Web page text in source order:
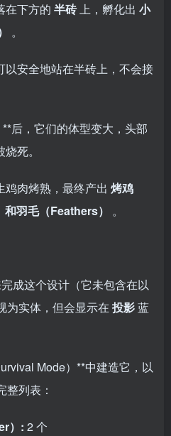
在下方的 半砖上，孵化出 小
。
以安全地站在半砖上，不会接
后，它们的体型变大，头部
死。
肉烤熟，最终产出 烤鸡
羽毛（Feathers） 。
成这个设计（它未包含在以
为实体，但会显示在 投影蓝
Mode）**中建造它，以
列表：
）: 2 个